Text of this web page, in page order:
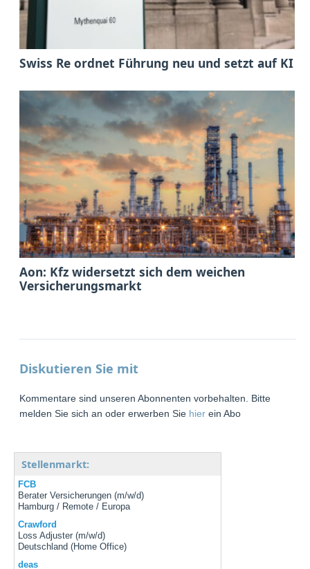
Swiss Re ordnet Führung neu und setzt auf KI
Aon: Kfz widersetzt sich dem weichen
Versicherungsmarkt
Diskutieren Sie mit
Kommentare sind unseren Abonnenten vorbehalten. Bitte
melden Sie sich an oder erwerben Sie hier ein Abo
Stellenmarkt:
FCB
Berater Versicherungen (m/w/d)
Hamburg / Remote / Europa
Crawford
Loss Adjuster (m/w/d)
Deutschland (Home Office)
deas